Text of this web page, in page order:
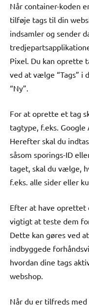
Når container-koden
tilføje tags til din
indsamler og sender
Pixel. Du kan oprette
ved at vælge “Tags” i
“Ny”.
For at oprette et tag
tagtype, f.eks. Google
Herefter skal du
såsom sporings-ID
taget, skal du vælge,
f.eks. alle sider eller
Efter at have oprettet
vigtigt at teste dem
Dette kan gøres ved
indbyggede
hvordan dine tags
webshop.
Når du er tilfreds